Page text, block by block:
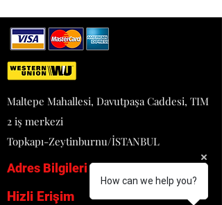
GÖRSELDE MEVCUT
Maltepe Mahallesi, Davutpaşa Caddesi, TIM
2 iş merkezi
Topkapı-Zeytinburnu/İSTANBUL
Adres Bilgileri
Hizli Erişim
How can we help you?